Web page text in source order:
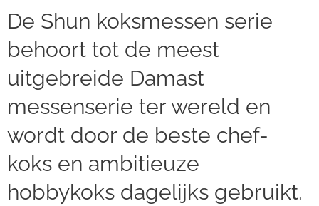
De Shun koksmessen serie
behoort tot de meest
uitgebreide Damast
messenserie ter wereld en
wordt door de beste chef-
koks en ambitieuze
hobbykoks dagelijks gebruikt.